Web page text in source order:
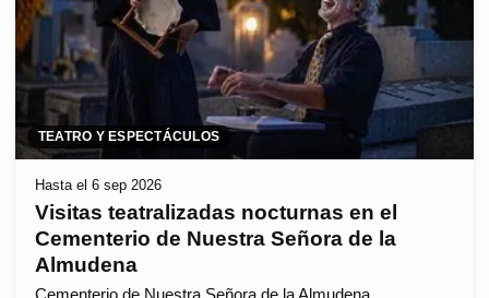
TEATRO Y ESPECTÁCULOS
Hasta el 6 sep 2026
Visitas teatralizadas nocturnas en el
Cementerio de Nuestra Señora de la
Almudena